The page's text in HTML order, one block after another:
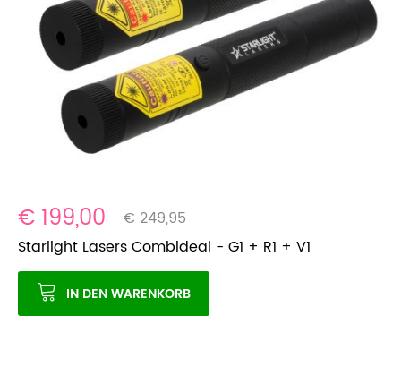
€ 199,00
€ 249,95
Starlight Lasers Combideal - G1 + R1 + V1
IN DEN WARENKORB